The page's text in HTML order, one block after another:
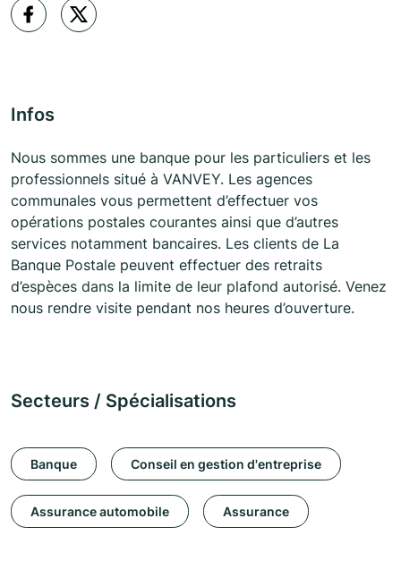
Infos
Nous sommes une banque pour les particuliers et les
professionnels situé à VANVEY. Les agences
communales vous permettent d’effectuer vos
opérations postales courantes ainsi que d’autres
services notamment bancaires. Les clients de La
Banque Postale peuvent effectuer des retraits
d’espèces dans la limite de leur plafond autorisé. Venez
nous rendre visite pendant nos heures d’ouverture.
Secteurs / Spécialisations
Banque Conseil en gestion d'entreprise
Assurance automobile Assurance